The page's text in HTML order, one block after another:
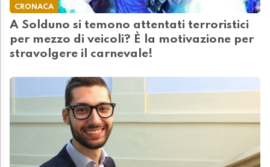
CRONACA
A Solduno si temono attentati terroristici
per mezzo di veicoli? È la motivazione per
stravolgere il carnevale!